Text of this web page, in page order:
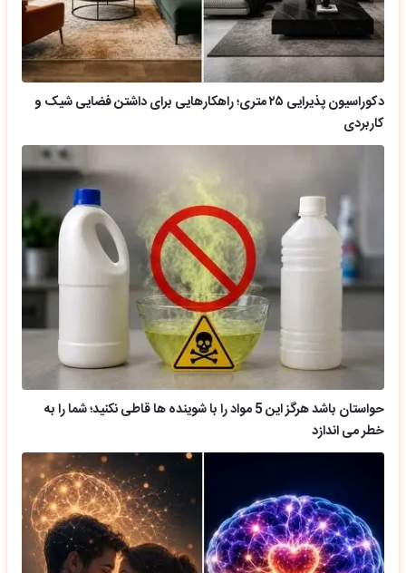
دکوراسیون پذیرایی ۲۵ متری؛ راهکارهایی برای داشتن فضایی شیک و
کاربردی
حواستان باشد هرگز این 5 مواد را با شوینده ها قاطی نکنید؛ شما را به
خطر می اندازد